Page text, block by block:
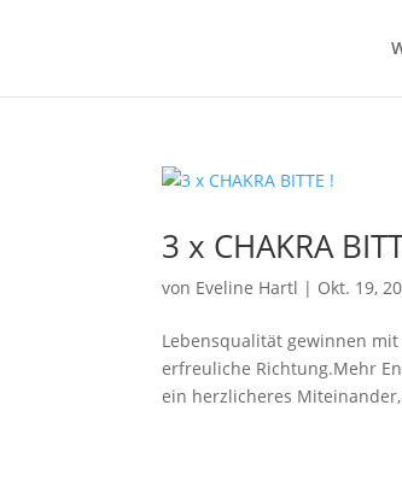
3 x CHAKRA
von Eveline Hartl | Okt. 19,
Lebensqualität gewinnen
erfreuliche Richtung.Mehr
ein herzlicheres